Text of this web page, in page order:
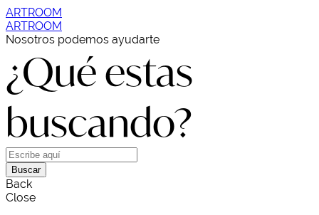
ARTROOM
ARTROOM
Nosotros podemos ayudarte
¿Qué estas
buscando?
Buscar
Back
Close